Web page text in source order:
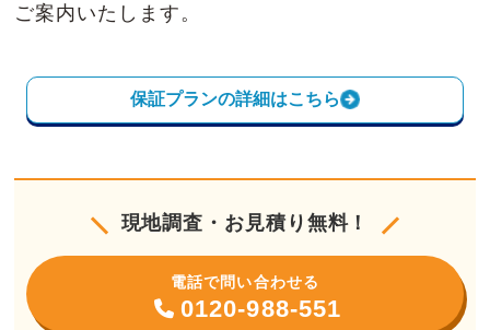
ご案内いたします。
保証プランの詳細はこちら
現地調査・お見積り無料！
電話で問い合わせる
0120-988-551